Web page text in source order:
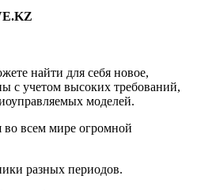
найти для себя новое,
с учетом высоких требований,
моделей.
во всем мире огромной
разных периодов.